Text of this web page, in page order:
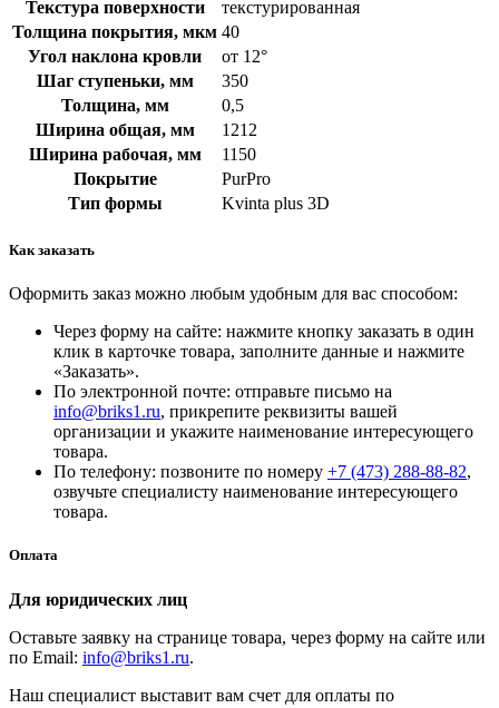
Текстура поверхности
текстурированная
Толщина покрытия, мкм 40
Угол наклона кровли
от 12°
Шаг ступеньки, мм
350
Толщина, мм
0,5
Ширина общая, мм
1212
Ширина рабочая, мм
1150
Покрытие
PurPro
Тип формы
Kvinta plus 3D
Как заказать
Оформить заказ можно любым удобным для вас способом:
Через форму на сайте: нажмите кнопку заказать в один
клик в карточке товара, заполните данные и нажмите
«Заказать».
По электронной почте: отправьте письмо на
info@briks1.ru, прикрепите реквизиты вашей
организации и укажите наименование интересующего
товара.
По телефону: позвоните по номеру +7 (473) 288-88-82,
озвучьте специалисту наименование интересующего
товара.
Оплата
Для юридических лиц
Оставьте заявку на странице товара, через форму на сайте или
по Email: info@briks1.ru.
Наш специалист выставит вам счет для оплаты по